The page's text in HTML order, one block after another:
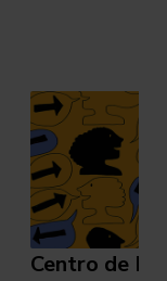
Centro de